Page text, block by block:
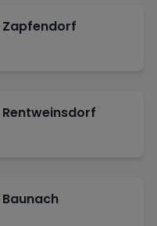
Zapfendorf
Rentweinsdorf
Baunach